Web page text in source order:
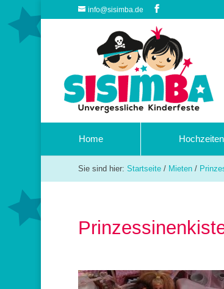
info@sisimba.de
Home Hochzeiten
Sie sind hier: Startseite/ Mieten/